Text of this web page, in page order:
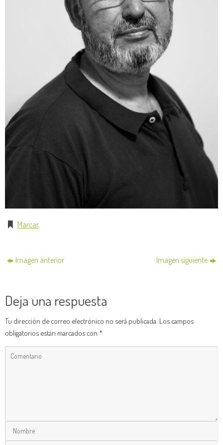
Marcar.
Imagen anterior Imagen siguiente
Deja una respuesta
Tu dirección de correo electrónico no será publicada. Los campos
obligatorios están marcados con *